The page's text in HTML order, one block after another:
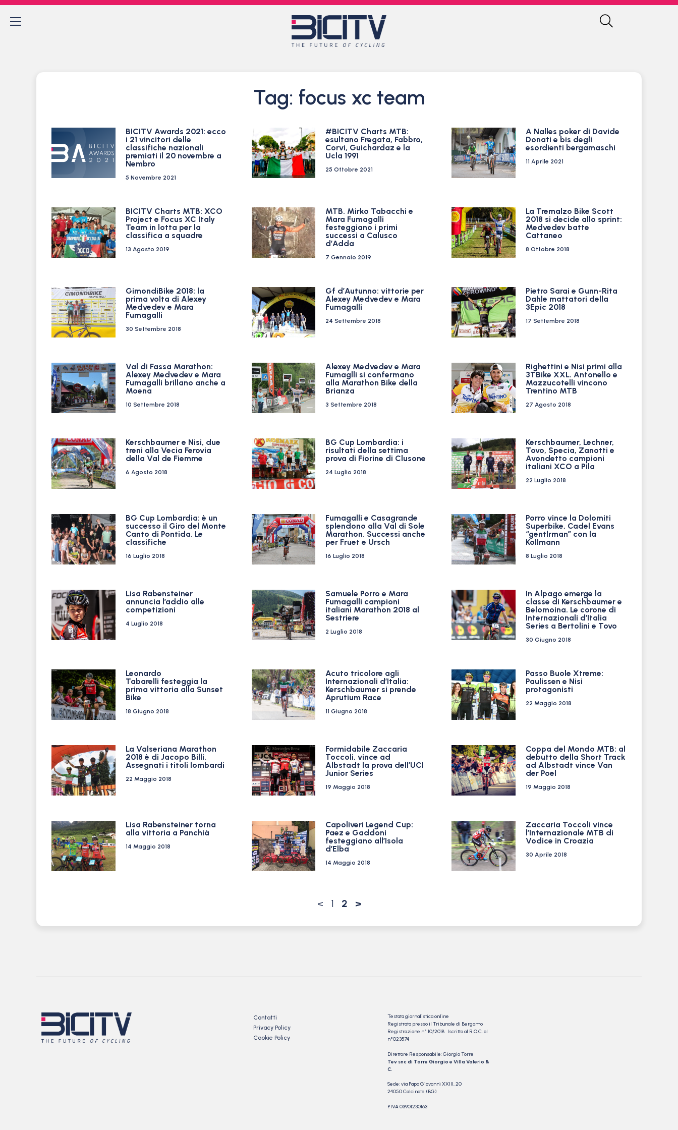
Tag: focus xc team
BICITV Awards 2021: ecco
i 21 vincitori delle
classifiche nazionali
premiati il 20 novembre a
Nembro
5 Novembre 2021
#BICITV Charts MTB:
esultano Fregata, Fabbro,
Corvi, Guichardaz e la
Ucla 1991
25 Ottobre 2021
A Nalles poker di Davide
Donati e bis degli
esordienti bergamaschi
11 Aprile 2021
BICITV Charts MTB: XCO
Project e Focus XC Italy
Team in lotta per la
classifica a squadre
13 Agosto 2019
MTB. Mirko Tabacchi e
Mara Fumagalli
festeggiano i primi
successi a Calusco
d’Adda
7 Gennaio 2019
La Tremalzo Bike Scott
2018 si decide allo sprint:
Medvedev batte
Cattaneo
8 Ottobre 2018
GimondiBike 2018: la
prima volta di Alexey
Medvedev e Mara
Fumagalli
30 Settembre 2018
Gf d’Autunno: vittorie per
Alexey Medvedev e Mara
Fumagalli
24 Settembre 2018
Pietro Sarai e Gunn-Rita
Dahle mattatori della
3Epic 2018
17 Settembre 2018
Val di Fassa Marathon:
Alexey Medvedev e Mara
Fumagalli brillano anche a
Moena
10 Settembre 2018
Alexey Medvedev e Mara
Fumaglli si confermano
alla Marathon Bike della
Brianza
3 Settembre 2018
Righettini e Nisi primi alla
3TBike XXL. Antonello e
Mazzucotelli vincono
Trentino MTB
27 Agosto 2018
Kerschbaumer e Nisi, due
treni alla Vecia Ferovia
della Val de Fiemme
6 Agosto 2018
BG Cup Lombardia: i
risultati della settima
prova di Fiorine di Clusone
24 Luglio 2018
Kerschbaumer, Lechner,
Tovo, Specia, Zanotti e
Avondetto campioni
italiani XCO a Pila
22 Luglio 2018
BG Cup Lombardia: è un
successo il Giro del Monte
Canto di Pontida. Le
classifiche
16 Luglio 2018
Fumagalli e Casagrande
splendono alla Val di Sole
Marathon. Successi anche
per Fruet e Ursch
16 Luglio 2018
Porro vince la Dolomiti
Superbike, Cadel Evans
“gentlrman” con la
Kollmann
8 Luglio 2018
Lisa Rabensteiner
annuncia l’addio alle
competizioni
4 Luglio 2018
Samuele Porro e Mara
Fumagalli campioni
italiani Marathon 2018 al
Sestriere
2 Luglio 2018
In Alpago emerge la
classe di Kerschbaumer e
Belomoina. Le corone di
Internazionali d’Italia
Series a Bertolini e Tovo
30 Giugno 2018
Leonardo
Tabarelli festeggia la
prima vittoria alla Sunset
Bike
18 Giugno 2018
Acuto tricolore agli
Internazionali d’Italia:
Kerschbaumer si prende
Aprutium Race
11 Giugno 2018
Passo Buole Xtreme:
Paulissen e Nisi
protagonisti
22 Maggio 2018
La Valseriana Marathon
2018 è di Jacopo Billi.
Assegnati i titoli lombardi
22 Maggio 2018
Formidabile Zaccaria
Toccoli, vince ad
Albstadt la prova dell’UCI
Junior Series
19 Maggio 2018
Coppa del Mondo MTB: al
debutto della Short Track
ad Albstadt vince Van
der Poel
19 Maggio 2018
Lisa Rabensteiner torna
alla vittoria a Panchià
14 Maggio 2018
Capoliveri Legend Cup:
Paez e Gaddoni
festeggiano all’Isola
d’Elba
14 Maggio 2018
Zaccaria Toccoli vince
l’Internazionale MTB di
Vodice in Croazia
30 Aprile 2018
< 1 2 >
Contatti
Privacy Policy
Cookie Policy
Testata giornalistica online
Registrata presso il Tribunale di Bergamo
Registrazione n° 10/2018 Iscritto al R.O.C. al
n°023574
Direttore Responsabile: Giorgio Torre
Tev snc di Torre Giorgio e Villa Valerio &
C.
Sede: via Papa Giovanni XXIII, 20
24050 Calcinate (BG)
P.IVA 03901230163